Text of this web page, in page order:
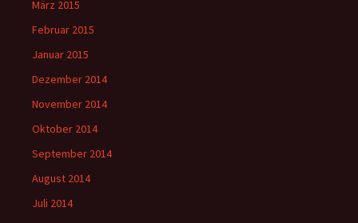
März 2015
Februar 2015
Januar 2015
Dezember 2014
November 2014
Oktober 2014
September 2014
August 2014
Juli 2014